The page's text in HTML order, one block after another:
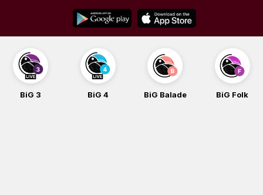
content
BiG 4 BiG Balade BiG Folk BiG iG